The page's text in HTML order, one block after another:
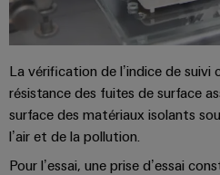
La vérification de l’indice de suivi
résistance des fuites de surface
surface des matériaux isolants
l’air et de la pollution.
Pour l’essai, une prise d’essai